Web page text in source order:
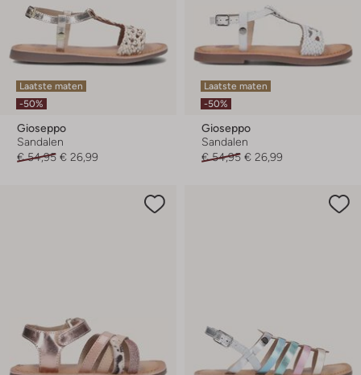
Laatste maten
-50%
Gioseppo
Sandalen
€ 54,95 € 26,99
Laatste maten
-50%
Gioseppo
Sandalen
€ 54,95 € 26,99